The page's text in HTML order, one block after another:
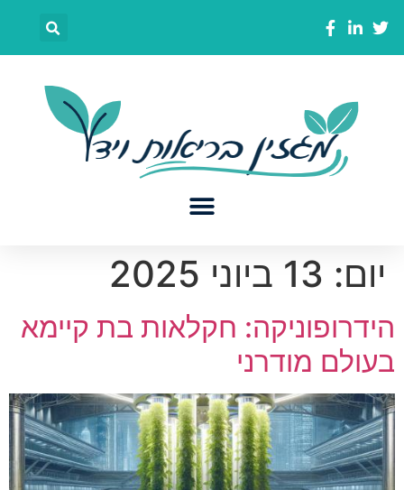
יום: 13 ביוני 2025
הידרופוניקה: חקלאות בת קיימא
בעולם מודרני